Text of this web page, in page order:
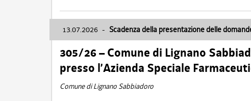
13.07.2026 - Scadenza della presentazione delle
305/26 – Comune di Lignano
presso l’Azienda Speciale
Comune di Lignano Sabbiadoro